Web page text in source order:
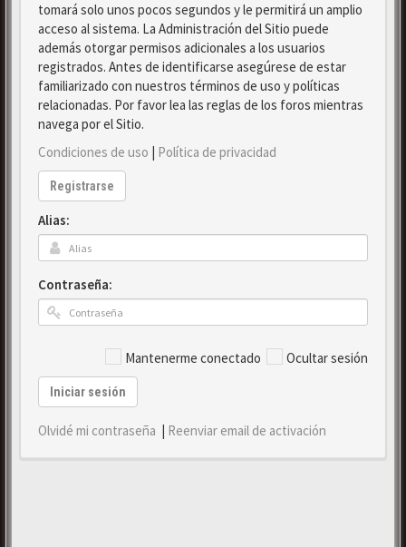
tomará solo unos pocos segundos y le permitirá un amplio
acceso al sistema. La Administración del Sitio puede
además otorgar permisos adicionales a los usuarios
registrados. Antes de identificarse asegúrese de estar
familiarizado con nuestros términos de uso y políticas
relacionadas. Por favor lea las reglas de los foros mientras
navega por el Sitio.
Condiciones de uso | Política de privacidad
Registrarse
Alias:
Contraseña:
Mantenerme conectado Ocultar sesión
Iniciar sesión
Olvidé mi contraseña | Reenviar email de activación